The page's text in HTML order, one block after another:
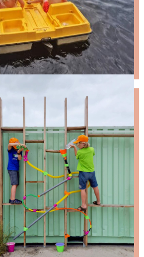
nieuwsbrief, dan stuur ik je
per maand een leuke mail.
in en klik op de knop:
en bevestig je inschrijving
dan je spam folder).